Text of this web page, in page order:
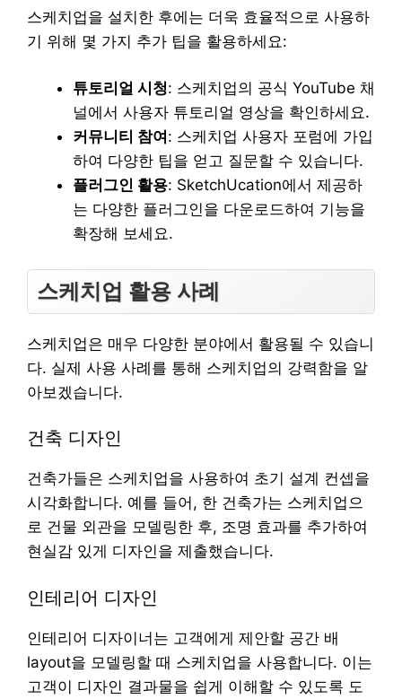
스케치업을 설치한 후에는 더욱 효율적으로 사용하
기 위해 몇 가지 추가 팁을 활용하세요:
튜토리얼 시청: 스케치업의 공식 YouTube 채
널에서 사용자 튜토리얼 영상을 확인하세요.
커뮤니티 참여 : 스케치업 사용자 포럼에 가입
하여 다양한 팁을 얻고 질문할 수 있습니다.
플러그인 활용: SketchUcation에서 제공하
는 다양한 플러그인을 다운로드하여 기능을
확장해 보세요.
스케치업 활용 사례
스케치업은 매우 다양한 분야에서 활용될 수 있습니
다. 실제 사용 사례를 통해 스케치업의 강력함을 알
아보겠습니다.
건축 디자인
건축가들은 스케치업을 사용하여 초기 설계 컨셉을
시각화합니다. 예를 들어, 한 건축가는 스케치업으
로 건물 외관을 모델링한 후, 조명 효과를 추가하여
현실감 있게 디자인을 제출했습니다.
인테리어 디자인
인테리어 디자이너는 고객에게 제안할 공간 배
layout을 모델링할 때 스케치업을 사용합니다. 이는
고객이 디자인 결과물을 쉽게 이해할 수 있도록 도